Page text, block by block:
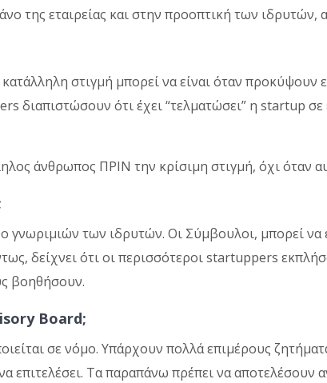
της εταιρείας και στην προοπτική των ιδρυτών,
στιγμή μπορεί να είναι όταν προκύψουν
διαπιστώσουν ότι έχει “τελματώσει” η startup σε
άνθρωπος ΠΡΙΝ την κρίσιμη στιγμή, όχι όταν
γνωριμιών των ιδρυτών. Οι Σύμβουλοι, μπορεί
δείχνει ότι οι περισσότεροι startuppers
βοηθήσουν.
Board;
σε νόμο. Υπάρχουν πολλά επιμέρους
επιτελέσει. Τα παραπάνω πρέπει να αποτελέσουν